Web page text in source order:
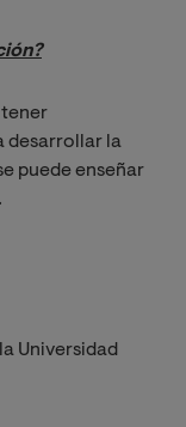
tener
desarrollar la
puede enseñar
Universidad